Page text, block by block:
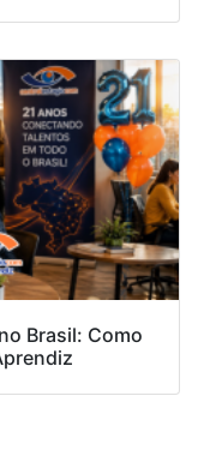
Brasil: Como